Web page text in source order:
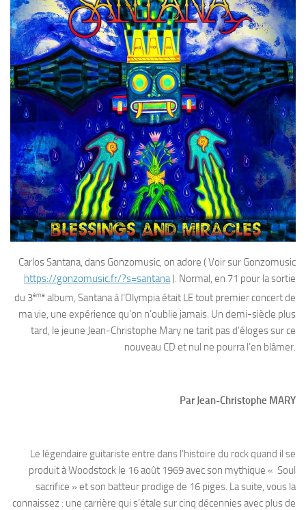
Carlos Santana, dans Gonzomusic, on adore ( Voir sur Gonzomusic
https://gonzomusic.fr/?s=santana). Normal, en 71 pour la sortie
du 3ème album, Santana à l’Olympia était LE tout premier concert de
ma vie, une expérience qu’on n’oublie jamais. Un demi-siècle plus
tard, le jeune Jean-Christophe Mary ne tarit pas d’éloges sur ce
nouveau CD et nul ne pourra l’en blâmer.
Par Jean-Christophe MARY
Le légendaire guitariste entre dans l’histoire du rock quand il se
produit à Woodstock le 16 août 1969 avec son mythique « Soul
sacrifice » et son batteur prodige de 16 piges. La suite, vous la
connaissez : une carrière qui s’étale sur cinq décennies avec plus de